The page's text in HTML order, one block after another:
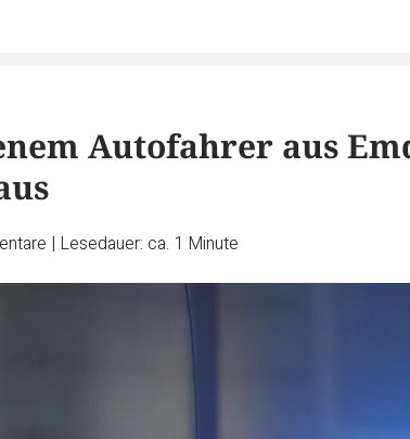
Autofahrer aus
| Lesedauer: ca. 1 Minute